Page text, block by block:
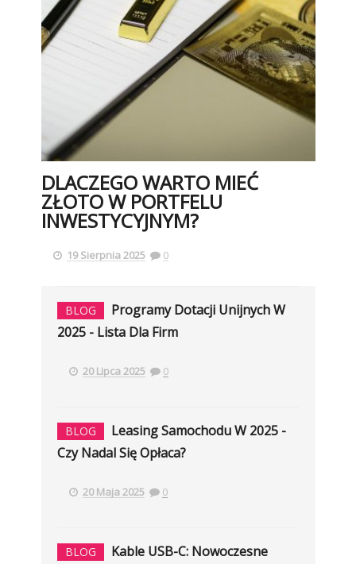
DLACZEGO WARTO MIEĆ
ZŁOTO W PORTFELU
INWESTYCYJNYM?
19 Sierpnia 2025 0
BLOG
Programy Dotacji Unijnych W
2025 - Lista Dla Firm
20 Lipca 2025 0
BLOG
Leasing Samochodu W 2025 -
Czy Nadal Się Opłaca?
20 Maja 2025 0
BLOG
Kable USB-C: Nowoczesne